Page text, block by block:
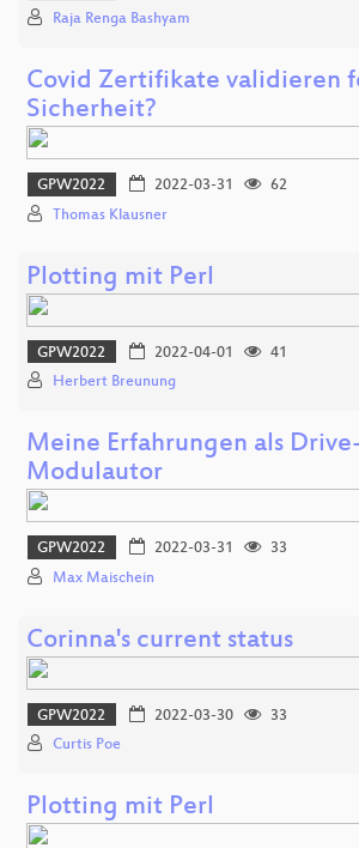
Raja Renga Bashyam
Covid Zertifikate validieren
Sicherheit?
GPW2022 2022-03-31
62
Thomas Klausner
Plotting mit Perl
GPW2022 2022-04-01
41
Herbert Breunung
Meine Erfahrungen als
Modulautor
GPW2022 2022-03-31
33
Max Maischein
Corinna's current status
GPW2022 2022-03-30
33
Curtis Poe
Plotting mit Perl